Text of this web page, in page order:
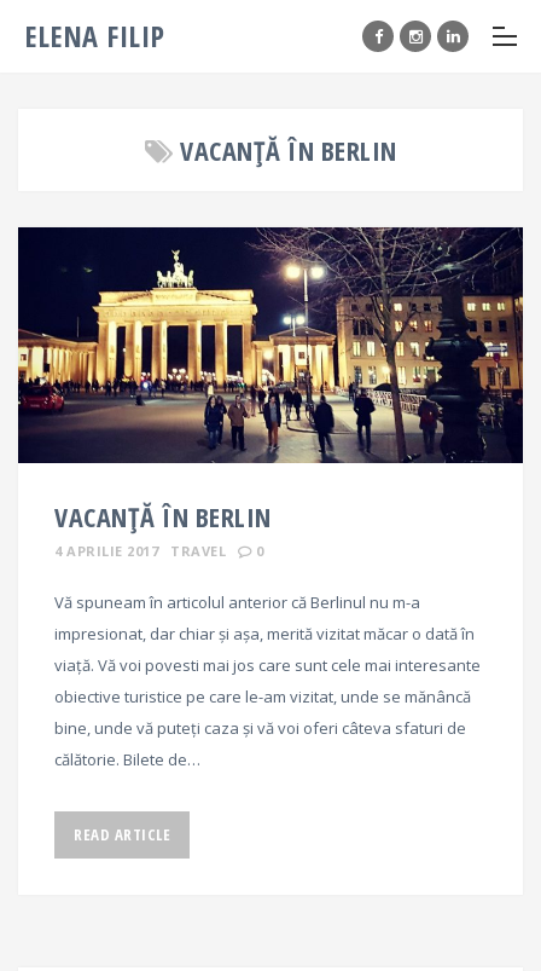
ELENA FILIP
VACANȚĂ ÎN BERLIN
VACANȚĂ ÎN BERLIN
4 APRILIE 2017 TRAVEL 0
Vă spuneam în articolul anterior că Berlinul nu m-a
impresionat, dar chiar și așa, merită vizitat măcar o dată în
viață. Vă voi povesti mai jos care sunt cele mai interesante
obiective turistice pe care le-am vizitat, unde se mănâncă
bine, unde vă puteți caza și vă voi oferi câteva sfaturi de
călătorie. Bilete de…
READ ARTICLE